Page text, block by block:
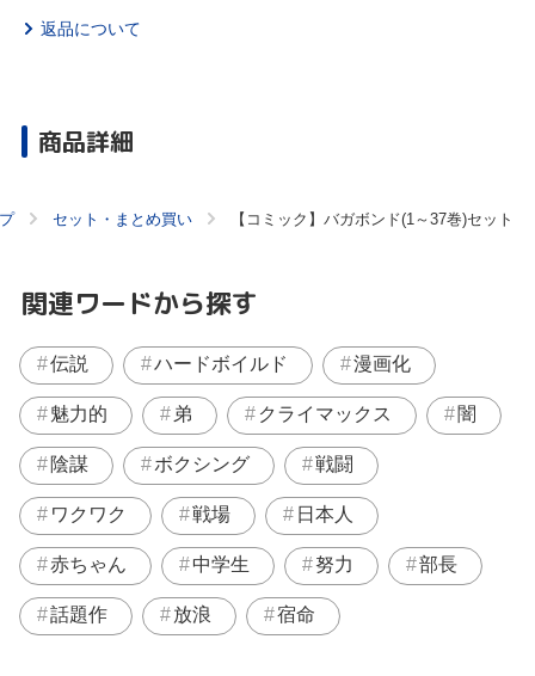
返品について
商品詳細
セット・まとめ買い 【コミック】バガボンド(1～37巻)セット
関連ワードから探す
伝説 ハードボイルド 漫画化
魅力的 弟 クライマックス 闇
陰謀 ボクシング 戦闘
ワクワク 戦場 日本人
赤ちゃん 中学生 努力 部長
話題作 放浪 宿命